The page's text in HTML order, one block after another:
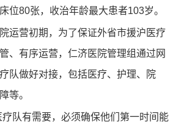
位80张，收治年龄最大患者103岁。
运营初期，为了保证外省市援沪医疗
、有序运营，仁济医院管理组通过网
队做好对接，包括医疗、护理、院
等。
疗队有需要，必须确保他们第一时间能